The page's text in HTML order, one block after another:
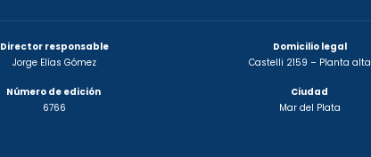
Director responsable
Jorge Elías Gómez
Número de edición
6766
Domicilio legal
Castelli 2159 – Planta alta
Ciudad
Mar del Plata